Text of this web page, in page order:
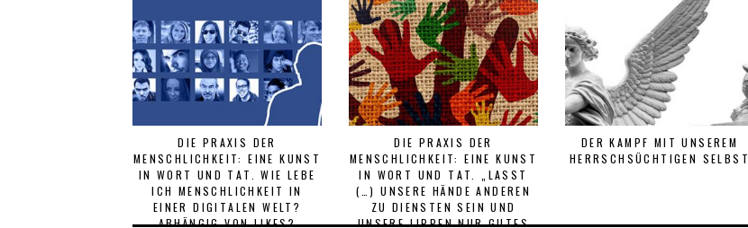
DIE PRAXIS DER
MENSCHLICHKEIT: EINE KUNST
IN WORT UND TAT. WIE LEBE
ICH MENSCHLICHKEIT IN
EINER DIGITALEN WELT?
ABHÄNGIG VON LIKES?
DIE PRAXIS DER
MENSCHLICHKEIT: EINE KUNST
IN WORT UND TAT. „LASST
(…) UNSERE HÄNDE ANDEREN
ZU DIENSTEN SEIN UND
UNSERE LIPPEN NUR GUTES
DER KAMPF MIT UNSEREM
HERRSCHSÜCHTIGEN SELBST